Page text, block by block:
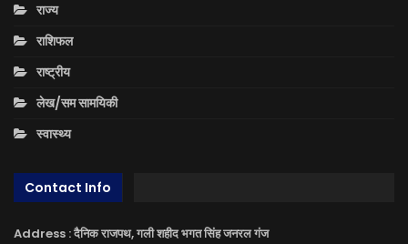
राज्य
राशिफल
राष्ट्रीय
लेख/सम सामयिकी
स्वास्थ्य
Contact Info
Address : दैनिक राजपथ, गली शहीद भगत सिंह जनरल गंज